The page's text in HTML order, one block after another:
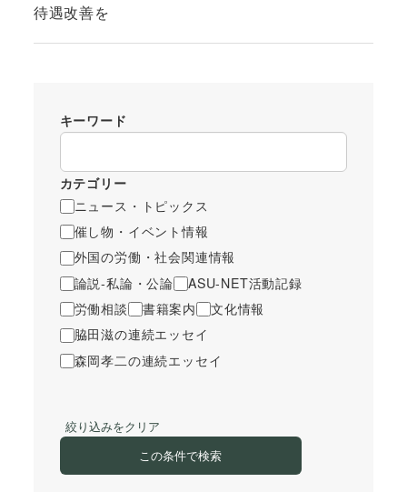
待遇改善を
キーワード
カテゴリー
ニュース・トピックス
催し物・イベント情報
外国の労働・社会関連情報
論説-私論・公論
ASU-NET活動記録
労働相談
書籍案内
文化情報
脇田滋の連続エッセイ
森岡孝二の連続エッセイ
絞り込みをクリア
この条件で検索